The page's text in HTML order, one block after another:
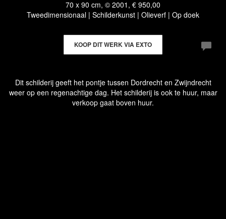
70 x 90 cm, © 2001, € 950,00
Tweedimensionaal | Schilderkunst | Olieverf | Op doek
KOOP DIT WERK VIA EXTO
Dit schilderij geeft het pontje tussen Dordrecht en Zwijndrecht
weer op een regenachtige dag. Het schilderij is ook te huur, maar
verkoop gaat boven huur.